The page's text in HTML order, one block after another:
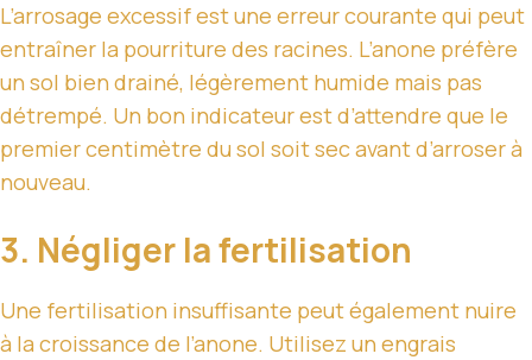
L’arrosage excessif est une erreur courante qui peut
entraîner la pourriture des racines. L’anone préfère
un sol bien drainé, légèrement humide mais pas
détrempé. Un bon indicateur est d’attendre que le
premier centimètre du sol soit sec avant d’arroser à
nouveau.
3. Négliger la fertilisation
Une fertilisation insuffisante peut également nuire
à la croissance de l’anone. Utilisez un engrais